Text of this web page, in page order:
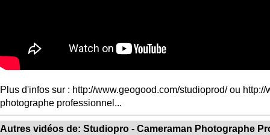
Plus d'infos sur : http://www.geogood.com/studioprod/ ou
photographe professionnel...
Autres vidéos de: Studiopro - Cameraman Photographe